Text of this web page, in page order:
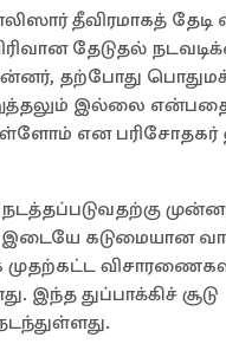
தீவிரமாகத் தேடி
தேடுதல்
தற்போது
இல்லை
என
நடத்தப்படுவதற்கு
இடையே கடுமையான
முதற்கட்ட
இந்த துப்பாக்கிச் சூடு